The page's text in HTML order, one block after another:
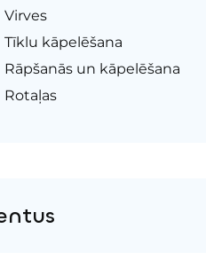
Virves
Tīklu kāpelēšana
Rāpšanās un kāpelēšana
Rotaļas